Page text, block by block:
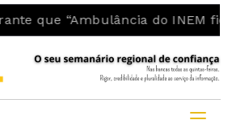
do INEM fica no